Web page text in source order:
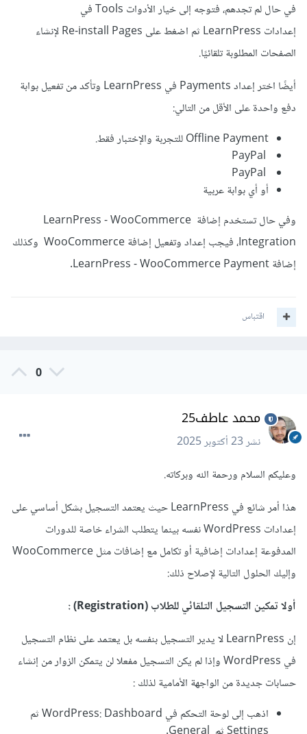
في حال لم تجدهم، فتوجه إلى خيار الأدوات Tools في
إعدادات LearnPress ثم اضغط على Re-install Pages لإنشاء
الصفحات المطلوبة تلقائيًا.
أيضًا اختر إعداد Payments في LearnPress وتأكد من تفعيل بوابة
دفع واحدة على الأقل من التالي:
Offline Payment للتجربة والإختبار فقط.
أو أي بوابة عربية
وفي حال تستخدم إضافة LearnPress - WooCommerce
Integration، فيجب إعداد وتفعيل إضافة WooCommerce وكذلك
إضافة LearnPress - WooCommerce Payment.
اقتباس
0
محمد عاطف25
نشر23 أكتوبر 2025
وعليكم السلام ورحمة الله وبركاته.
هذا أمر شائع في LearnPress حيث يعتمد التسجيل بشكل أساسي على
إعدادات WordPress نفسه بينما يتطلب الشراء خاصة للدورات
المدفوعة إعدادات إضافية أو تكامل مع إضافات مثل WooCommerce
وإليك الحلول التالية لإصلاح ذلك:
أولا تمكين التسجيل التلقائي للطلاب (Registration)
إن LearnPress لا يدير التسجيل بنفسه بل يعتمد على نظام التسجيل
في WordPress وإذا لم يكن التسجيل مفعلا لن يتمكن الزوار من إنشاء
حسابات جديدة من الواجهة الأمامية لذلك
اذهب إلى لوحة التحكم في WordPress: Dashboard ثم